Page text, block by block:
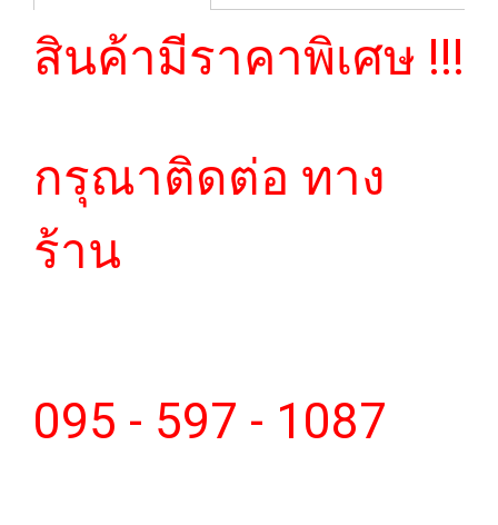
สินค้ามีราคาพิเศษ !!!
กรุณาติดต่อ ทาง
ร้าน
095 - 597 - 1087